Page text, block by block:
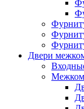
Двери